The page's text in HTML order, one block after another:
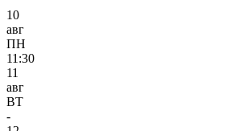
10
авг
ПН
11:30
11
авг
ВТ
-